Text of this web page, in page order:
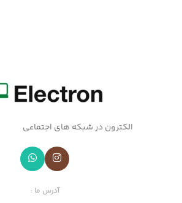
الکترون در شبکه های اجتماعی
آدرس ما :